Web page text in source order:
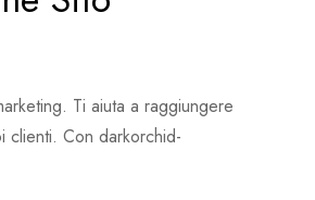
Ti aiuta a raggiungere
clienti. Con darkorchid-